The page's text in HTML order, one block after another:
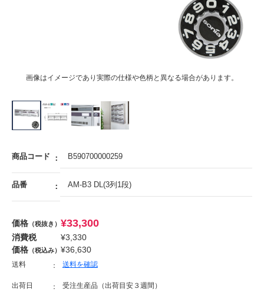
画像はイメージであり実際の仕様や色柄と異なる場合があります。
商品コード B590700000259
品番 AM-B3 DL(3列1段)
価格 （税抜き） ¥33,300
消費税 ¥3,330
価格 （税込み） ¥36,630
送料 送料を確認
出荷日 受注生産品（出荷目安３週間）